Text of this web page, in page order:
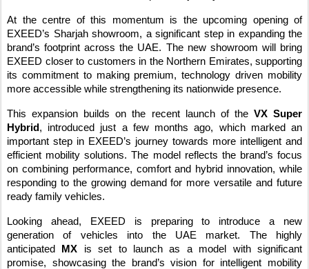
At the centre of this momentum is the upcoming opening of
EXEED’s Sharjah showroom, a significant step in expanding the
brand’s footprint across the UAE. The new showroom will bring
EXEED closer to customers in the Northern Emirates, supporting
its commitment to making premium, technology driven mobility
more accessible while strengthening its nationwide presence.
This expansion builds on the recent launch of the VX Super
Hybrid , introduced just a few months ago, which marked an
important step in EXEED’s journey towards more intelligent and
efficient mobility solutions. The model reflects the brand’s focus
on combining performance, comfort and hybrid innovation, while
responding to the growing demand for more versatile and future
ready family vehicles.
Looking ahead, EXEED is preparing to introduce a new
generation of vehicles into the UAE market. The highly
anticipated MX is set to launch as a model with significant
promise, showcasing the brand’s vision for intelligent mobility